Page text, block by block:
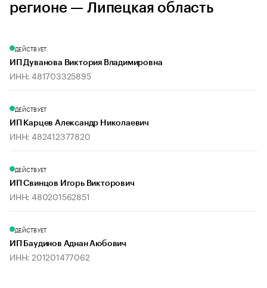
регионе — Липецкая область
ДЕЙСТВУЕТ
ИП Дуванова Виктория Владимировна
ИНН: 481703325895
ДЕЙСТВУЕТ
ИП Карцев Александр Николаевич
ИНН: 482412377820
ДЕЙСТВУЕТ
ИП Свинцов Игорь Викторович
ИНН: 480201562851
ДЕЙСТВУЕТ
ИП Баудинов Аднан Аюбович
ИНН: 201201477062